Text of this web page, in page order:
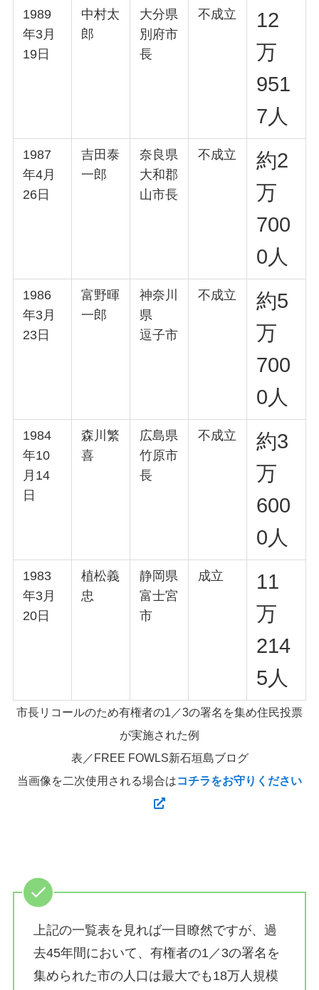
1989
年3月
19日
中村太
郎
大分県
別府市
長
不成立
12
万
951
7人
1987
年4月
26日
吉田泰
一郎
奈良県
大和郡
山市長
不成立
約2
万
700
0人
1986
年3月
23日
富野暉
一郎
神奈川
県
逗子市
不成立
約5
万
700
0人
1984
年10
月14
日
森川繁
喜
広島県
竹原市
長
不成立
約3
万
600
0人
1983
年3月
20日
植松義
忠
静岡県
富士宮
市
成立
11
万
214
5人
市長リコールのため有権者の1／3の署名を集め住民投票
が実施された例
表／FREE FOWLS新石垣島ブログ
当画像を二次使用される場合はコチラをお守りください
上記の一覧表を見れば一目瞭然ですが、過
去45年間において、有権者の1／3の署名を
集められた市の人口は最大でも18万人規模